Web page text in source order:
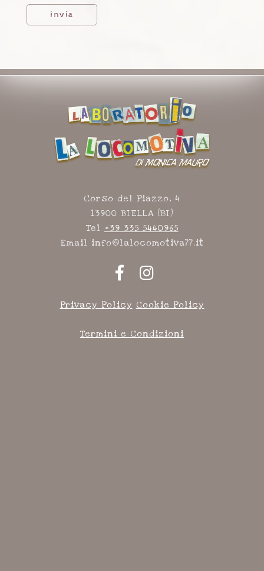
Corso del Piazzo, 4
13900 BIELLA (BI)
Tel +39 335 5440965
Email info@lalocomotiva77.it
Privacy Policy Cookie Policy
Termini e Condizioni